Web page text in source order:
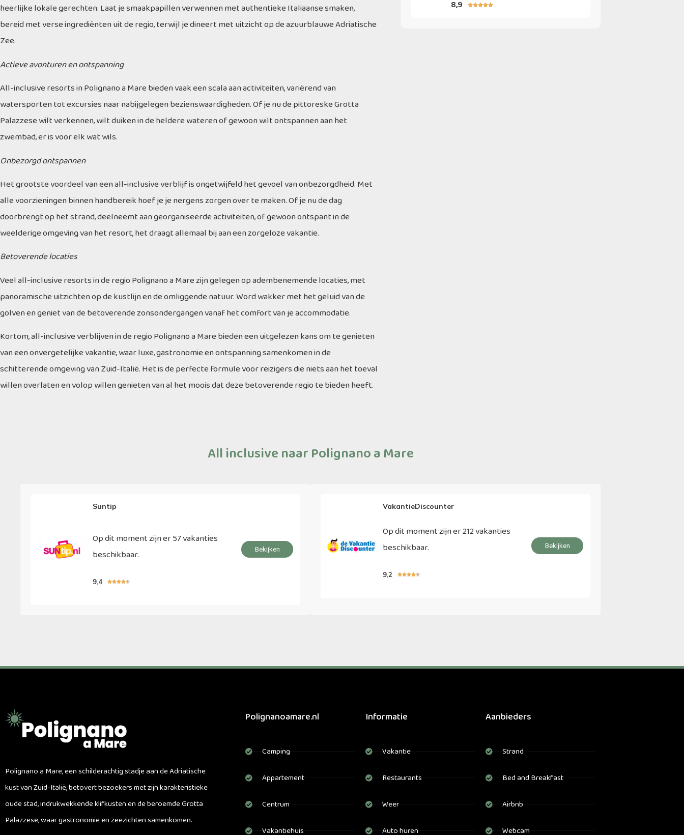
heerlijke lokale gerechten. Laat je smaakpapillen verwennen met authentieke Italiaanse smaken,
bereid met verse ingrediënten uit de regio, terwijl je dineert met uitzicht op de azuurblauwe Adriatische
Zee.
Actieve avonturen en ontspanning
All-inclusive resorts in Polignano a Mare bieden vaak een scala aan activiteiten, variërend van
watersporten tot excursies naar nabijgelegen bezienswaardigheden. Of je nu de pittoreske Grotta
Palazzese wilt verkennen, wilt duiken in de heldere wateren of gewoon wilt ontspannen aan het
zwembad, er is voor elk wat wils.
Onbezorgd ontspannen
Het grootste voordeel van een all-inclusive verblijf is ongetwijfeld het gevoel van onbezorgdheid. Met
alle voorzieningen binnen handbereik hoef je je nergens zorgen over te maken. Of je nu de dag
doorbrengt op het strand, deelneemt aan georganiseerde activiteiten, of gewoon ontspant in de
weelderige omgeving van het resort, het draagt allemaal bij aan een zorgeloze vakantie.
Betoverende locaties
Veel all-inclusive resorts in de regio Polignano a Mare zijn gelegen op adembenemende locaties, met
panoramische uitzichten op de kustlijn en de omliggende natuur. Word wakker met het geluid van de
golven en geniet van de betoverende zonsondergangen vanaf het comfort van je accommodatie.
Kortom, all-inclusive verblijven in de regio Polignano a Mare bieden een uitgelezen kans om te genieten
van een onvergetelijke vakantie, waar luxe, gastronomie en ontspanning samenkomen in de
schitterende omgeving van Zuid-Italië. Het is de perfecte formule voor reizigers die niets aan het toeval
willen overlaten en volop willen genieten van al het moois dat deze betoverende regio te bieden heeft.
8,9 
All inclusive naar Polignano a Mare
Suntip
Op dit moment zijn er 57 vakanties
beschikbaar.
9,4 
Bekijken
VakantieDiscounter
Op dit moment zijn er 212 vakanties
beschikbaar.
9,2 
Bekijken
Polignano a Mare, een schilderachtig stadje aan de Adriatische
kust van Zuid-Italië, betovert bezoekers met zijn karakteristieke
oude stad, indrukwekkende klifkusten en de beroemde Grotta
Palazzese, waar gastronomie en zeezichten samenkomen.
Polignanoamare.nl
Camping
Appartement
Centrum
Vakantiehuis
Informatie
Vakantie
Restaurants
Weer
Auto huren
Aanbieders
Strand
Bed and Breakfast
Airbnb
Webcam